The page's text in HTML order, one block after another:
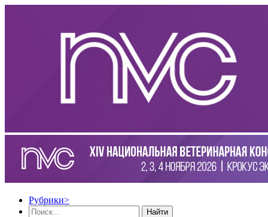
Рубрики>
Найти